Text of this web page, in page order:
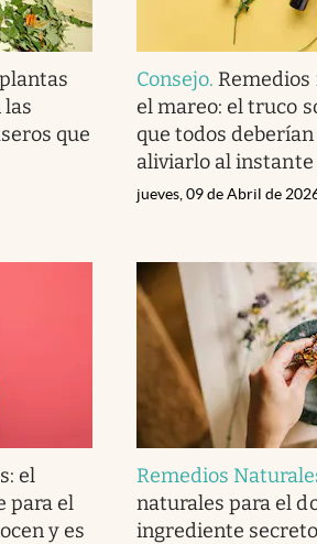
las
que
Consejo.
el mareo: el truco
que todos
aliviarlo al instante
jueves, 09 de Abril de
el
para el
y es
Remedios
naturales para el
ingrediente